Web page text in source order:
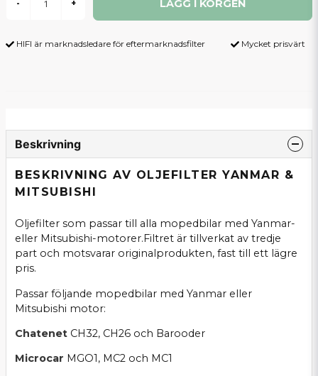
- + LÄGG I KORGEN
HIFI är marknadsledare för eftermarknadsfilter Mycket prisvärt
Beskrivning
BESKRIVNING AV OLJEFILTER YANMAR &
MITSUBISHI
Oljefilter som passar till alla mopedbilar med Yanmar-
eller Mitsubishi-motorer.Filtret är tillverkat av tredje
part och motsvarar originalprodukten, fast till ett lägre
pris.
Passar följande mopedbilar med Yanmar eller
Mitsubishi motor:
Chatenet CH32, CH26 och Barooder
Microcar MGO1, MC2 och MC1